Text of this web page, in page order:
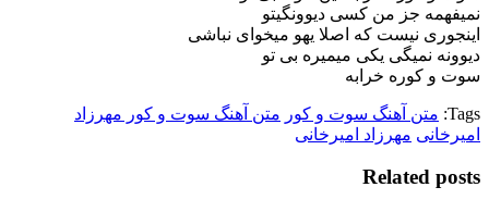
نمیفهمه جز من کسی دیوونگیتو
اینجوری نیست که اصلا یهو میخوای نباشی
دیوونه نمیگی یکی میمیره بی تو
سوت و کوره خرابه
Tags: متن آهنگ سوت و کور متن آهنگ سوت و کور مهرزاد
امیرخانی مهرزاد امیرخانی
Related posts